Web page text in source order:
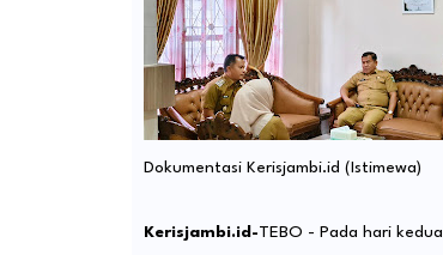
Dokumentasi Kerisjambi.id (Istimewa)
Kerisjambi.id-TEBO - Pada hari